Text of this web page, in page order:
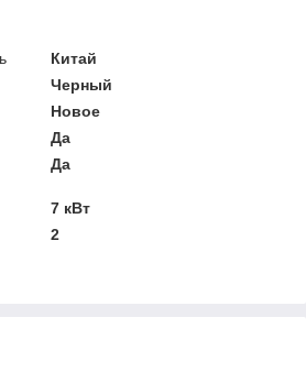
Китай
Черный
Новое
Да
Да
7 кВт
2